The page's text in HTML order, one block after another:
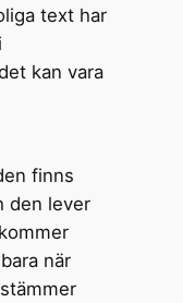
text har
kan vara
finns
den lever
när